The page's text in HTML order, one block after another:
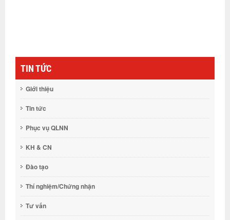
TIN TỨC
Giới thiệu
Tin tức
Phục vụ QLNN
KH & CN
Đào tạo
Thí nghiệm/Chứng nhận
Tư vấn